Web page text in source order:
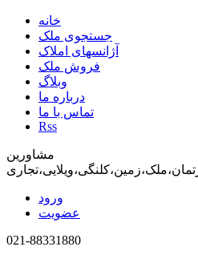
خانه
جستجوی ملک
آژانسهای املاک
فروش ملک
وبلاگ
درباره ما
تماس با ما
Rss
مشاورین
ورود
عضویت
021-88331880